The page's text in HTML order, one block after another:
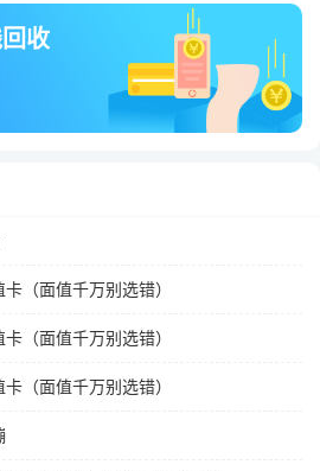
收
（面值千万别选错）
（面值千万别选错）
（面值千万别选错）